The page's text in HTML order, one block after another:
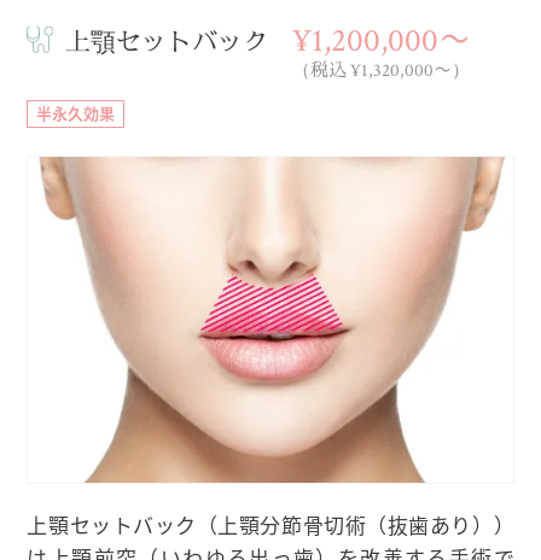
上顎セットバック ¥1,200,000〜
（税込 ¥1,320,000〜）
半永久効果
上顎セットバック（上顎分節骨切術（抜歯あり））